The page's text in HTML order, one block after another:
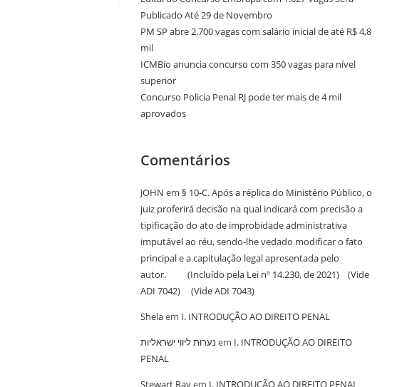
Publicado Até 29 de Novembro
PM SP abre 2.700 vagas com salário inicial de até R$ 4,8
mil
ICMBio anuncia concurso com 350 vagas para nível
superior
Concurso Policia Penal RJ pode ter mais de 4 mil
aprovados
Comentários
JOHN em § 10-C. Após a réplica do Ministério Público, o
juiz proferirá decisão na qual indicará com precisão a
tipificação do ato de improbidade administrativa
imputável ao réu, sendo-lhe vedado modificar o fato
principal e a capitulação legal apresentada pelo
autor. (Incluído pela Lei nº 14.230, de 2021) (Vide
ADI 7042) (Vide ADI 7043)
Shelaem I. INTRODUÇÃO AO DIREITO PENAL
נערות ליווי ישראליות em I. INTRODUÇÃO AO DIREITO
PENAL
Stewart Rayem I. INTRODUÇÃO AO DIREITO PENAL